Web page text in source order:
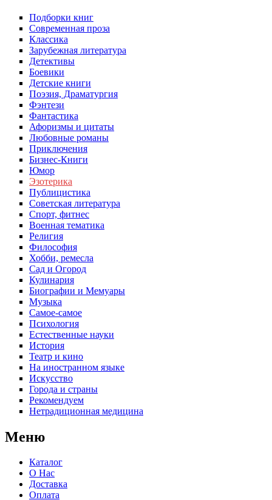
Подборки книг
Современная проза
Классика
Зарубежная литература
Детективы
Боевики
Детские книги
Поэзия, Драматургия
Фэнтези
Фантастика
Афоризмы и цитаты
Любовные романы
Приключения
Бизнес-Книги
Юмор
Эзотерика
Публицистика
Советская литература
Спорт, фитнес
Военная тематика
Религия
Философия
Хобби, ремесла
Сад и Огород
Кулинария
Биографии и Мемуары
Музыка
Самое-самое
Психология
Естественные науки
История
Театр и кино
На иностранном языке
Искусство
Города и страны
Рекомендуем
Нетрадиционная медицина
Меню
Каталог
О Нас
Доставка
Оплата